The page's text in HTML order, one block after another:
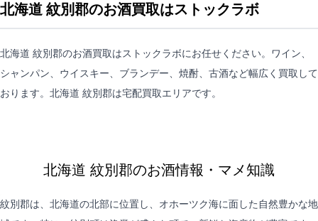
北海道 紋別郡のお酒買取はストックラボ
北海道 紋別郡のお酒買取はストックラボにお任せください。ワイン、
シャンパン、ウイスキー、ブランデー、焼酎、古酒など幅広く買取して
おります。北海道 紋別郡は宅配買取エリアです。
北海道 紋別郡のお酒情報・マメ知識
紋別郡は、北海道の北部に位置し、オホーツク海に面した自然豊かな地